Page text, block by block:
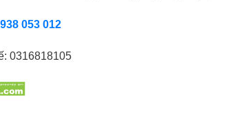
053 012
0316818105